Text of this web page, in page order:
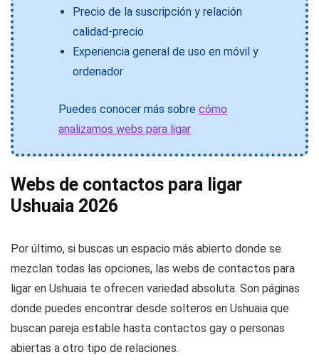
Precio de la suscripción y relación
calidad-precio
Experiencia general de uso en móvil y
ordenador
Puedes conocer más sobre cómo
analizamos webs para ligar
Webs de contactos para ligar
Ushuaia 2026
Por último, si buscas un espacio más abierto donde se
mezclan todas las opciones, las webs de contactos para
ligar en Ushuaia te ofrecen variedad absoluta. Son páginas
donde puedes encontrar desde solteros en Ushuaia que
buscan pareja estable hasta contactos gay o personas
abiertas a otro tipo de relaciones.